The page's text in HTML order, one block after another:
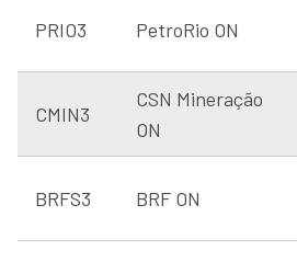
PRIO3 PetroRio ON
CMIN3
CSN Mineração
ON
BRFS3 BRF ON